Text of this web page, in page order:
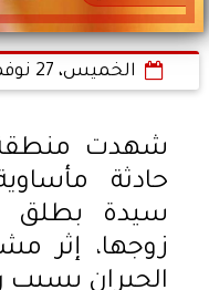
الخميس، 27 نوفمبر 2025
شهدت منطقة
حادثة
سيدة بطلق
زوجها، إثر
الجيران بسبب